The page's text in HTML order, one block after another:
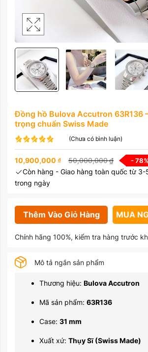
Đồng hồ Bulova Accutron 63R136
trọng chuẩn Swiss Made
(Chưa có bình luận)
10,900,000 ₫ 50,000,000₫ - 78%
Còn hàng - Giao hàng toàn quốc từ
trong ngày
Thêm Vào Giỏ Hàng MUA
Chính hãng 100%, kiểm tra hàng trước
Mô tả ngắn sản phẩm
Thương hiệu: Bulova Accutron
Mã sản phẩm: 63R136
Case: 31 mm
Xuất xứ: Thụy Sĩ (Swiss Made)